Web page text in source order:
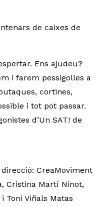
de caixes de
Ens ajudeu?
i farem pessigolles a
cortines,
i tot pot passar.
d’Un SAT! de
CreaMoviment
Cristina Martí Ninot,
Toni Viñals Matas